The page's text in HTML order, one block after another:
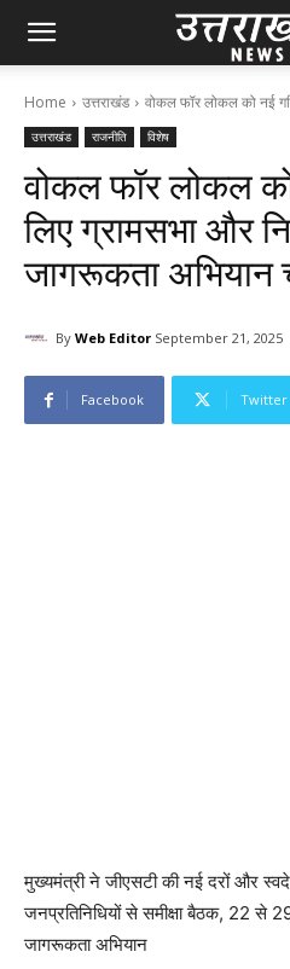
Home उत्तराखंड वोकल फॉर लोकल को नई
उत्तराखंड राजनीति विशेष
वोकल फॉर लोकल
लिए ग्रामसभा और
जागरूकता अभियान
By Web Editor September 21, 2025
Facebook Twitter
मुख्यमंत्री ने जीएसटी की नई दरों और
जनप्रतिनिधियों से समीक्षा बैठक, 22 से
जागरूकता अभियान